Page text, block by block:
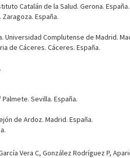
Catalán de la Salud. Gerona. España.
España.
Universidad Complutense de Madrid.
de Cáceres. Cáceres. España.
Sevilla. España.
de Ardoz. Madrid. España.
Vera C, González Rodríguez P,